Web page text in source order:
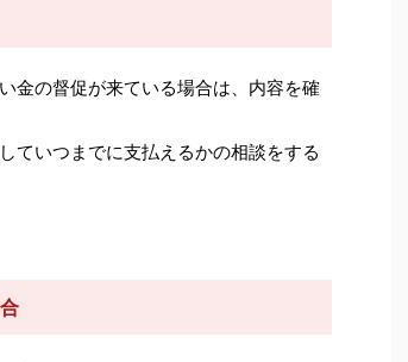
金の督促が来ている場合は、内容を確
ていつまでに支払えるかの相談をする